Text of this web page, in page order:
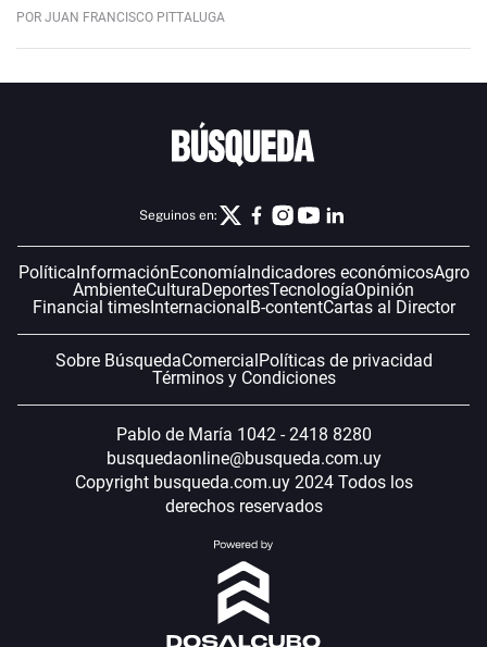
POR JUAN FRANCISCO PITTALUGA
Seguinos en:
PolíticaInformaciónEconomíaIndicadores económicosAgro
AmbienteCulturaDeportesTecnologíaOpinión
Financial timesInternacionalB-contentCartas al Director
Sobre BúsquedaComercialPolíticas de privacidad
Términos y Condiciones
Pablo de María 1042 - 2418 8280
busquedaonline@busqueda.com.uy
Copyright busqueda.com.uy 2024 Todos los
derechos reservados